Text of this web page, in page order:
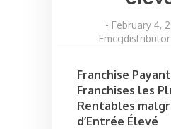
- February 4,
Franchise
Franchises les
Rentables
d’Entrée Élevé